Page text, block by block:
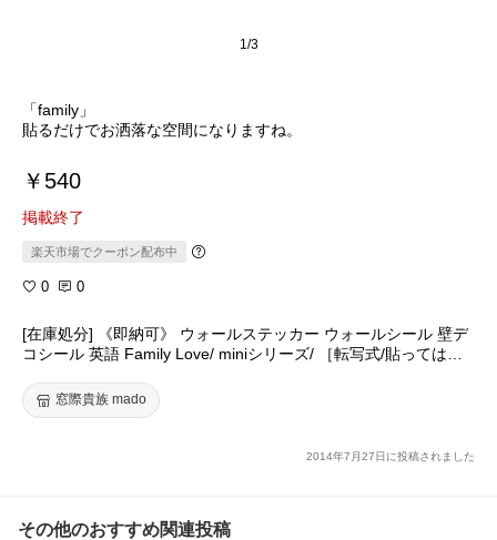
1/3
「family」
貼るだけでお洒落な空間になりますね。
￥540
掲載終了
楽天市場でクーポン配布中
0 0
[在庫処分] 《即納可》 ウォールステッカー ウォールシール 壁デ
コシール 英語 Family Love/ miniシリーズ/ ［転写式/貼ってはが
ル/壁紙］窓際貴族 mado
2014年7月27日に投稿されました
その他のおすすめ関連投稿